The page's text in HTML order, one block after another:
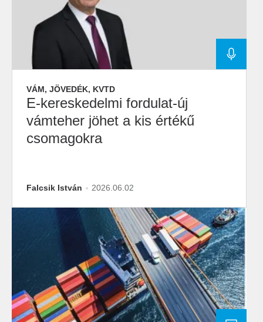
VÁM, JÖVEDÉK, KVTD
E-kereskedelmi fordulat-új
vámteher jöhet a kis értékű
csomagokra
Falcsik István 2026.06.02